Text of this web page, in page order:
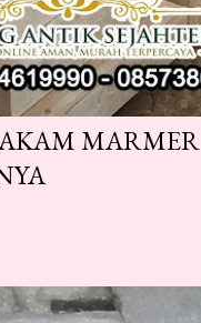
MARMER